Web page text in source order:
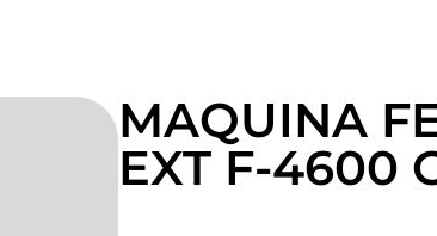
MAQUINA
EXT F-4600